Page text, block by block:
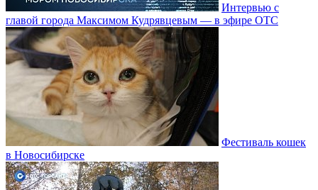
Интервью с
главой города Максимом Кудрявцевым — в эфире ОТС
Фестиваль кошек
в Новосибирске